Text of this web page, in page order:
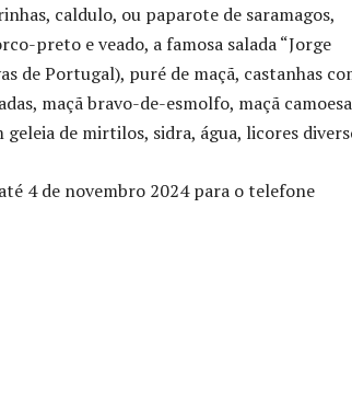
caldulo, ou paparote de saramagos,
preto e veado, a famosa salada “Jorge
de Portugal), puré de maçã, castanhas
maçã bravo-de-esmolfo, maçã
de mirtilos, sidra, água, licores
4 de novembro 2024 para o telefone